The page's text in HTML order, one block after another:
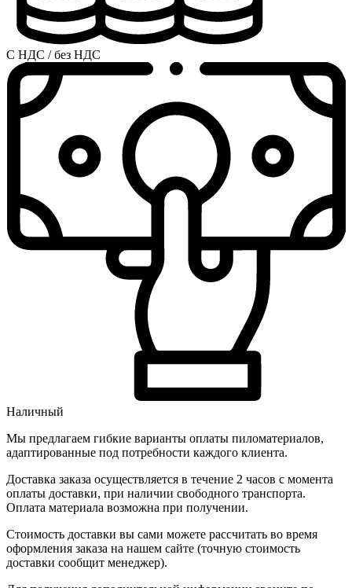
С НДС / без НДС
Наличный
Мы предлагаем гибкие варианты оплаты пиломатериалов,
адаптированные под потребности каждого клиента.
Доставка заказа осуществляется в течение 2 часов с момента
оплаты доставки, при наличии свободного транспорта.
Оплата материала возможна при получении.
Стоимость доставки вы сами можете рассчитать во время
оформления заказа на нашем сайте (точную стоимость
доставки сообщит менеджер).